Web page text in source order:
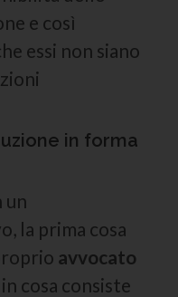
e così
essi non siano
in forma
un
la prima cosa
avvocato
cosa consiste